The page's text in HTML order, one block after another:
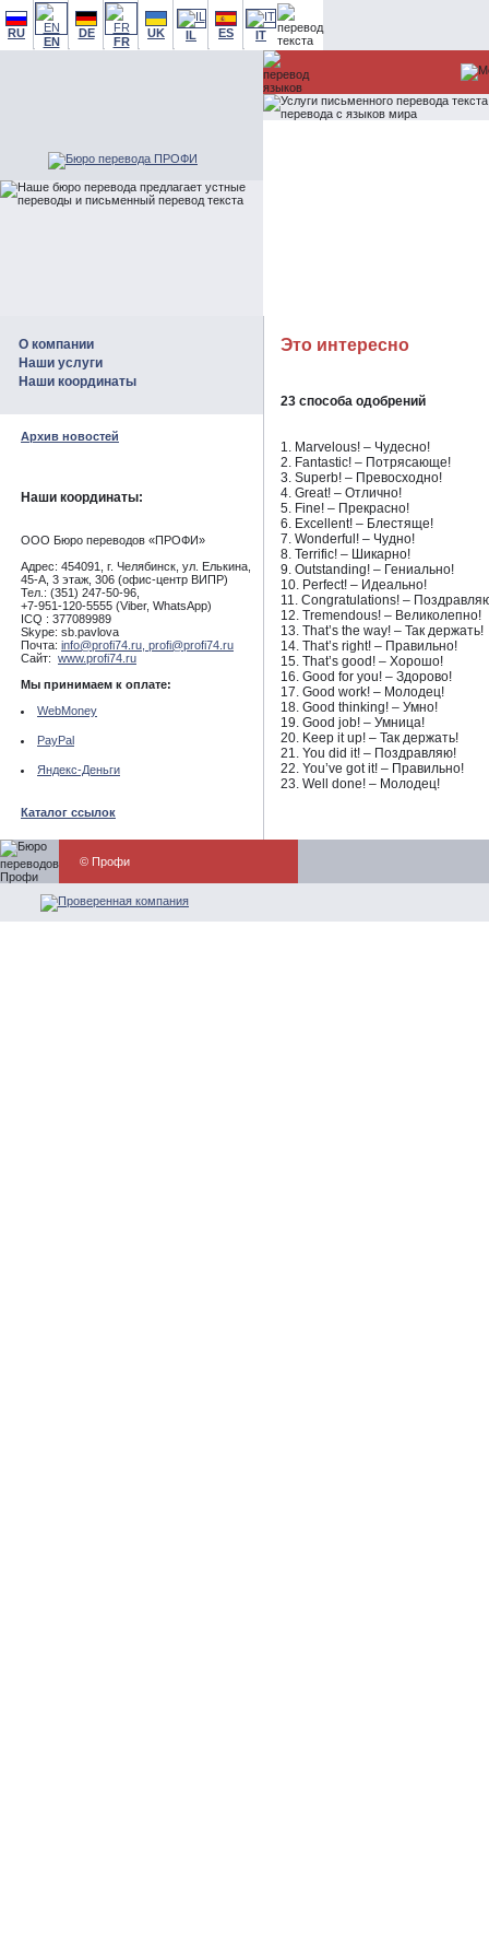
RU
EN
DE
FR
UK IL ES IT
О компании
Наши услуги
Наши координаты
Архив новостей
Наши координаты:
ООО Бюро переводов «ПРОФИ»
Адрес: 454091, г. Челябинск, ул. Елькина,
45-А, 3 этаж, 306 (офис-центр ВИПР)
Тел.: (351) 247-50-96,
+7-951-120-5555 (Viber, WhatsApp)
ICQ : 377089989
Skype: sb.pavlova
Почта: info@profi74.ru, profi@profi74.ru
Сайт: www.profi74.ru
Мы принимаем к оплате:
WebMoney
PayPal
Яндекс-Деньги
Каталог ссылок
Это интересно
23 способа одобрений
1. Marvelous! – Чудесно!
2. Fantastic! – Потрясающе!
3. Superb! – Превосходно!
4. Great! – Отлично!
5. Fine! – Прекрасно!
6. Excellent! – Блестяще!
7. Wonderful! – Чудно!
8. Terrific! – Шикарно!
9. Outstanding! – Гениально!
10. Perfect! – Идеально!
11. Congratulations! –
12. Tremendous! – Великолепно!
13. That’s the way! – Так держать!
14. That’s right! – Правильно!
15. That’s good! – Хорошо!
16. Good for you! – Здорово!
17. Good work! – Молодец!
18. Good thinking! – Умно!
19. Good job! – Умница!
20. Keep it up! – Так держать!
21. You did it! – Поздравляю!
22. You’ve got it! – Правильно!
23. Well done! – Молодец!
© Профи